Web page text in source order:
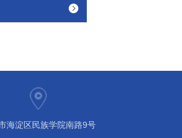
海淀区民族学院南路9号